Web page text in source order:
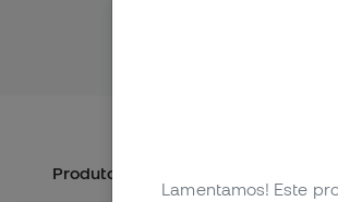
Produtos alternativos
Lamentamos! Este